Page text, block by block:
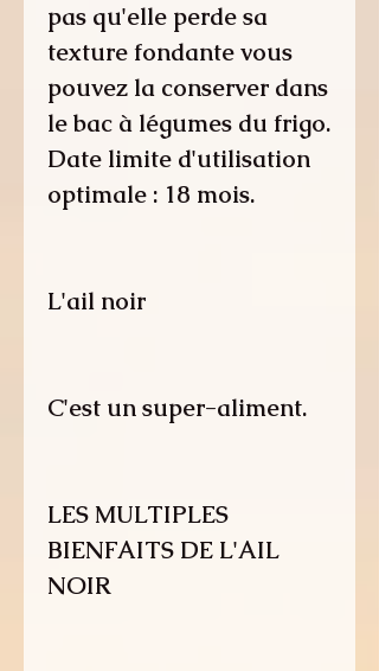
pas qu'elle perde sa
texture fondante vous
pouvez la conserver dans
le bac à légumes du frigo.
Date limite d'utilisation
optimale : 18 mois.
L'ail noir
C'est un super-aliment.
LES MULTIPLES
BIENFAITS DE L'AIL
NOIR